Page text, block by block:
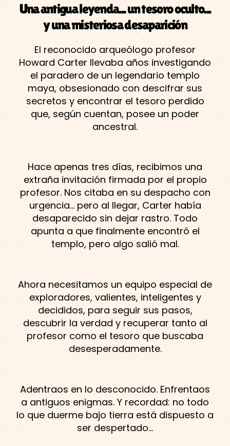
Una antigua leyenda... un tesoro oculto...
y una misteriosa desaparición
El reconocido arqueólogo profesor
Howard Carter llevaba años investigando
el paradero de un legendario templo
maya, obsesionado con descifrar sus
secretos y encontrar el tesoro perdido
que, según cuentan, posee un poder
ancestral.
Hace apenas tres días, recibimos una
extraña invitación firmada por el propio
profesor. Nos citaba en su despacho con
urgencia… pero al llegar, Carter había
desaparecido sin dejar rastro. Todo
apunta a que finalmente encontró el
templo, pero algo salió mal.
Ahora necesitamos un equipo especial de
exploradores, valientes, inteligentes y
decididos, para seguir sus pasos,
descubrir la verdad y recuperar tanto al
profesor como el tesoro que buscaba
desesperadamente.
Adentraos en lo desconocido. Enfrentaos
a antiguos enigmas. Y recordad: no todo
lo que duerme bajo tierra está dispuesto a
ser despertado…